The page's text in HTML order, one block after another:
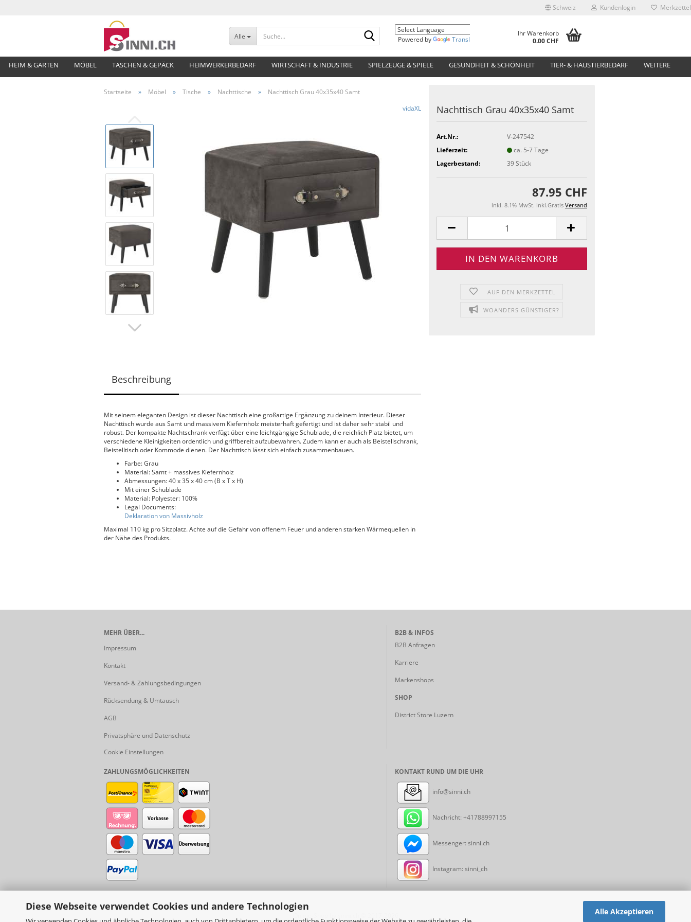
Diese Webseite verwendet Cookies und andere Technologien Alle Akzeptieren
Schweiz Kundenlogin Merkzettel
Alle
Suche...
Powered by
Translate
Ihr Warenkorb
0.00 CHF
HEIM & GARTEN MÖBEL TASCHEN & GEPÄCK HEIMWERKERBEDARF WIRTSCHAFT & INDUSTRIE SPIELZEUGE & SPIELE GESUNDHEIT & SCHÖNHEIT TIER- & HAUSTIERBEDARF WEITERE
Startseite » Möbel » Tische » Nachttische »
Nachttisch Grau 40x35x40 Samt
vidaXL
Nachttisch Grau 40x35x40 Samt
Art.Nr.:
V-247542
Lieferzeit:
ca. 5-7 Tage
Lagerbestand:
39Stück
87.95 CHF
inkl. 8.1% MwSt. inkl.Gratis Versand
AUF DEN MERKZETTEL
WOANDERS GÜNSTIGER?
Beschreibung
Mit seinem eleganten Design ist dieser Nachttisch eine großartige Ergänzung zu deinem Interieur. Dieser
Nachttisch wurde aus Samt und massivem Kiefernholz meisterhaft gefertigt und ist daher sehr stabil und
robust. Der kompakte Nachtschrank verfügt über eine leichtgängige Schublade, die reichlich Platz bietet, um
verschiedene Kleinigkeiten ordentlich und griffbereit aufzubewahren. Zudem kann er auch als Beistellschrank,
Beistelltisch oder Kommode dienen. Der Nachttisch lässt sich einfach zusammenbauen.
Farbe: Grau
Material: Samt + massives Kiefernholz
Abmessungen: 40 x 35 x 40 cm (B x T x H)
Mit einer Schublade
Material: Polyester: 100%
Legal Documents:
Deklaration von Massivholz
Maximal 110 kg pro Sitzplatz. Achte auf die Gefahr von offenem Feuer und anderen starken Wärmequellen in
der Nähe des Produkts.
MEHR ÜBER...
Impressum
Kontakt
Versand- & Zahlungsbedingungen
Rücksendung & Umtausch
AGB
Privatsphäre und Datenschutz
Cookie Einstellungen
B2B & INFOS
B2B Anfragen
Karriere
Markenshops
SHOP
District Store Luzern
ZAHLUNGSMÖGLICHKEITEN KONTAKT RUND UM DIE UHR
info@sinni.ch
Nachricht: +41788997155
Messenger: sinni.ch
Instagram: sinni_ch